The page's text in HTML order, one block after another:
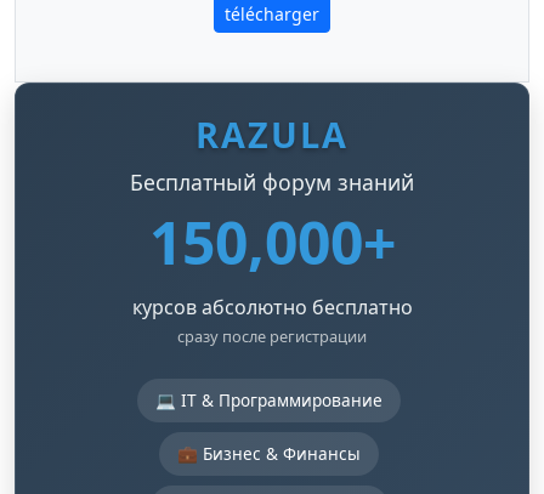
télécharger
RAZULA
Бесплатный форум знаний
150,000+
курсов абсолютно бесплатно
сразу после регистрации
💻 IT & Программирование
💼 Бизнес & Финансы